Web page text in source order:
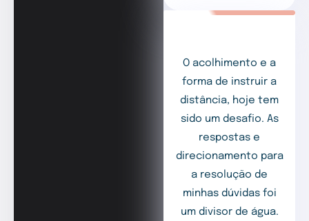
O acolhimento e a
forma de instruir a
distância, hoje tem
sido um desafio. As
respostas e
direcionamento para
a resolução de
minhas dúvidas foi
um divisor de água.